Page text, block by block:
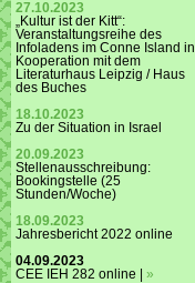
27.10.2023
„Kultur ist der Kitt“:
Veranstaltungsreihe des
Infoladens im Conne Island in
Kooperation mit dem
Literaturhaus Leipzig / Haus
des Buches
18.10.2023
Zu der Situation in Israel
20.09.2023
Stellenausschreibung:
Bookingstelle (25
Stunden/Woche)
18.09.2023
Jahresbericht 2022 online
04.09.2023
CEE IEH 282 online | »